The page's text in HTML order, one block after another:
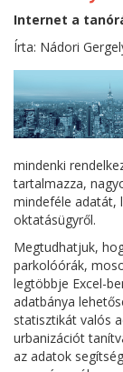
Internet a
Írta: Nádori
mindenki
tartalmazza,
mindeféle adatát,
oktatásügyről.
Megtudhatjuk,
parkolóórák,
legtöbbje Excel-
adatbánya
statisztikát valós
urbanizációt
az adatok